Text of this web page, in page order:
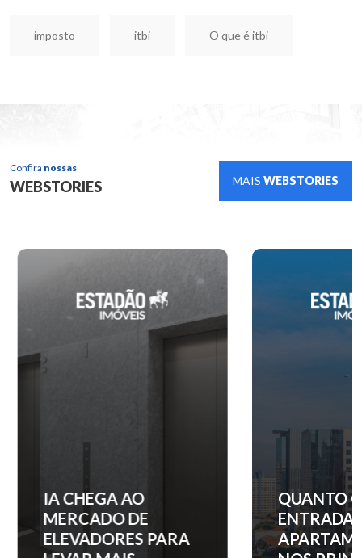
imposto itbi O que é itbi
Confira nossas
WEBSTORIES MAIS WEBSTORIES
IA CHEGA AO
MERCADO DE
ELEVADORES PARA
QUANTO
ENTRADA